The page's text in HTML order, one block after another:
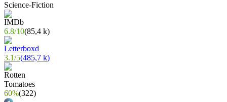
Science-Fiction
6.8/10(85,4 k)
3.1/5(485,7 k)
60%(322)